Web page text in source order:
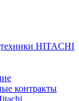
HITACHI
контракты